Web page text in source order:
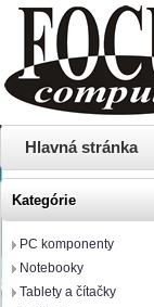
Hlavná stránka
Kategórie
PC komponenty
Notebooky
Tablety a čítačky